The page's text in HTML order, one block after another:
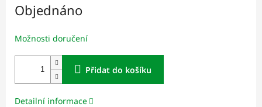
cena:
Objednáno
Možnosti doručení
Přidat do košíku
Detailní informace